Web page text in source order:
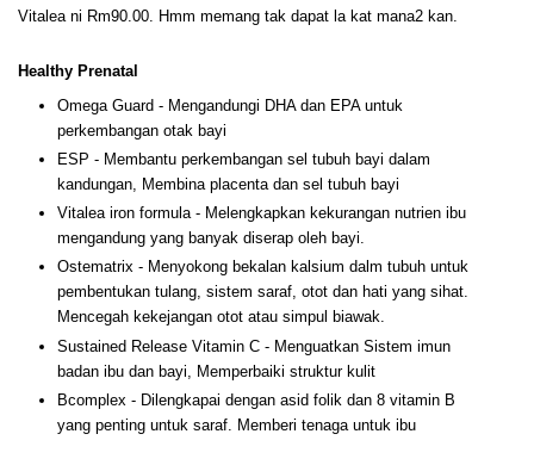
Vitalea ni Rm90.00. Hmm memang tak dapat la kat mana2 kan.
Healthy Prenatal
Omega Guard - Mengandungi DHA dan EPA untuk
perkembangan otak bayi
ESP - Membantu perkembangan sel tubuh bayi dalam
kandungan, Membina placenta dan sel tubuh bayi
Vitalea iron formula - Melengkapkan kekurangan nutrien ibu
mengandung yang banyak diserap oleh bayi.
Ostematrix - Menyokong bekalan kalsium dalm tubuh untuk
pembentukan tulang, sistem saraf, otot dan hati yang sihat.
Mencegah kekejangan otot atau simpul biawak.
Sustained Release Vitamin C - Menguatkan Sistem imun
badan ibu dan bayi, Memperbaiki struktur kulit
Bcomplex - Dilengkapai dengan asid folik dan 8 vitamin B
yang penting untuk saraf. Memberi tenaga untuk ibu